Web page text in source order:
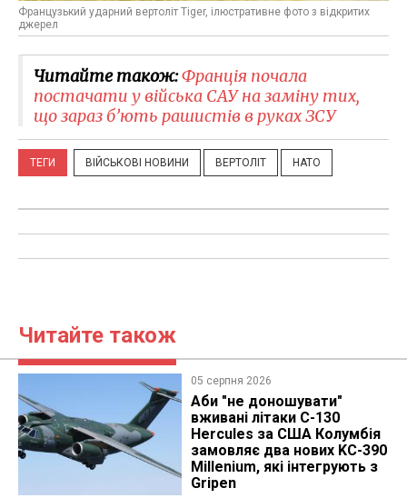
Французький ударний вертоліт Tiger, ілюстративне фото з відкритих
джерел
Читайте також:Франція почала
постачати у війська САУ на заміну тих,
що зараз б’ють рашистів в руках ЗСУ
ТЕГИ ВІЙСЬКОВІ НОВИНИ ВЕРТОЛІТ НАТО
Читайте також
05 серпня 2026
Аби "не доношувати"
вживані літаки C-130
Hercules за США Колумбія
замовляє два нових KC-390
Millenium, які інтегрують з
Gripen